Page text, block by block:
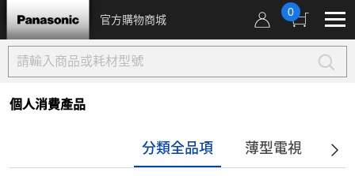
官方購物商城
0
個人消費產品
分類全品項 薄型電視 音